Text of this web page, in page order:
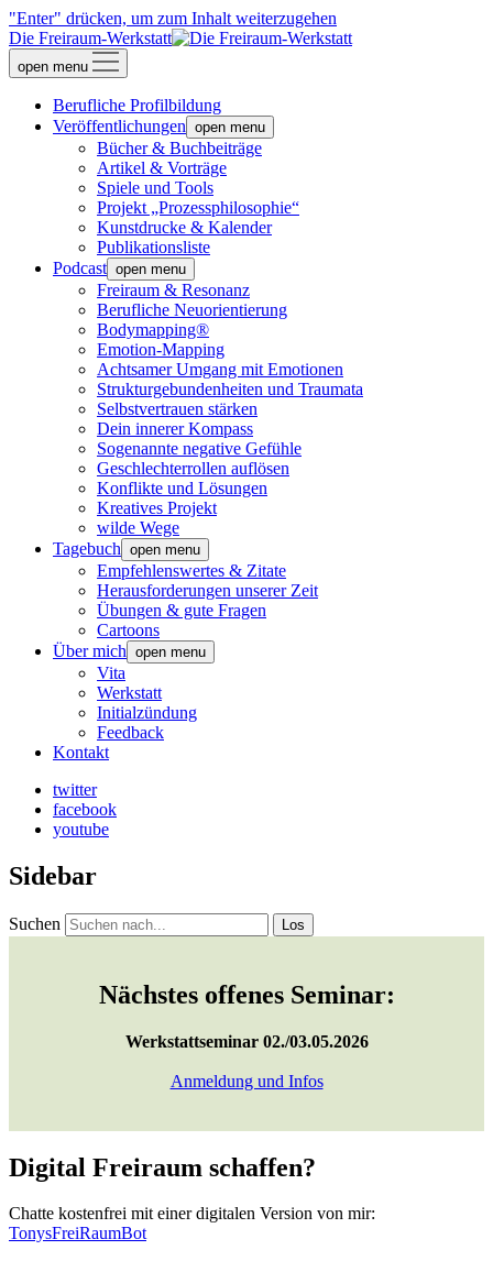
"Enter" drücken, um zum Inhalt weiterzugehen
Die Freiraum-Werkstatt
open menu
Berufliche Profilbildung
Veröffentlichungen open menu
Bücher & Buchbeiträge
Artikel & Vorträge
Spiele und Tools
Projekt „Prozessphilosophie“
Kunstdrucke & Kalender
Publikationsliste
Podcast open menu
Freiraum & Resonanz
Berufliche Neuorientierung
Bodymapping®
Emotion-Mapping
Achtsamer Umgang mit Emotionen
Strukturgebundenheiten und Traumata
Selbstvertrauen stärken
Dein innerer Kompass
Sogenannte negative Gefühle
Geschlechterrollen auflösen
Konflikte und Lösungen
Kreatives Projekt
wilde Wege
Tagebuch open menu
Empfehlenswertes & Zitate
Herausforderungen unserer Zeit
Übungen & gute Fragen
Cartoons
Über mich open menu
Vita
Werkstatt
Initialzündung
Feedback
Kontakt
twitter
facebook
youtube
Sidebar
Suchen
Nächstes offenes Seminar:
Werkstattseminar 02./03.05.2026
Anmeldung und Infos
Digital Freiraum schaffen?
Chatte kostenfrei mit einer digitalen Version von mir:
TonysFreiRaumBot